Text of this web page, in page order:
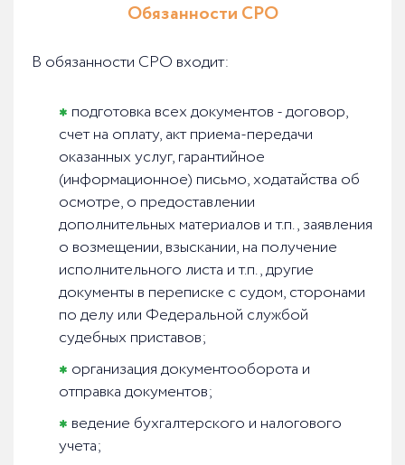
Обязанности СРО
В обязанности СРО входит:
подготовка всех документов - договор,
счет на оплату, акт приема-передачи
оказанных услуг, гарантийное
(информационное) письмо, ходатайства об
осмотре, о предоставлении
дополнительных материалов и т.п., заявления
о возмещении, взыскании, на получение
исполнительного листа и т.п., другие
документы в переписке с судом, сторонами
по делу или Федеральной службой
судебных приставов;
организация документооборота и
отправка документов;
ведение бухгалтерского и налогового
учета;